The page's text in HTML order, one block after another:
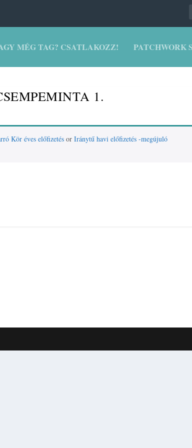
MÉG TAG? CSATLAKOZZ! PATCHWORK
1.
Kör éves előfizetés orIránytű havi előfizetés -megújuló